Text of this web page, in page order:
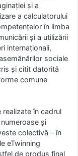
și a
a calculatorului
în limba
și a utilizării
internaționali,
sociale
și citit datorită
comune
în cadrul
și
colectivă – în
eTwinning
de produs final